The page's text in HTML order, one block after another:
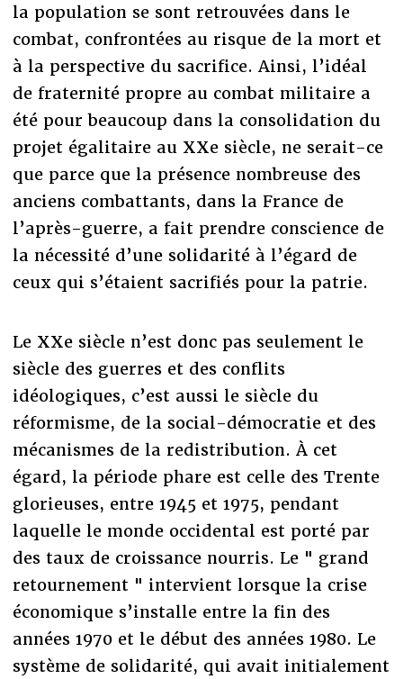
la population se sont retrouvées dans le
combat, confrontées au risque de la mort et
à la perspective du sacrifice. Ainsi, l’idéal
de fraternité propre au combat militaire a
été pour beaucoup dans la consolidation du
projet égalitaire au XXe siècle, ne serait-ce
que parce que la présence nombreuse des
anciens combattants, dans la France de
l’après-guerre, a fait prendre conscience de
la nécessité d’une solidarité à l’égard de
ceux qui s’étaient sacrifiés pour la patrie.
Le XXe siècle n’est donc pas seulement le
siècle des guerres et des conflits
idéologiques, c’est aussi le siècle du
réformisme, de la social-démocratie et des
mécanismes de la redistribution. À cet
égard, la période phare est celle des Trente
glorieuses, entre 1945 et 1975, pendant
laquelle le monde occidental est porté par
des taux de croissance nourris. Le " grand
retournement " intervient lorsque la crise
économique s’installe entre la fin des
années 1970 et le début des années 1980. Le
système de solidarité, qui avait initialement